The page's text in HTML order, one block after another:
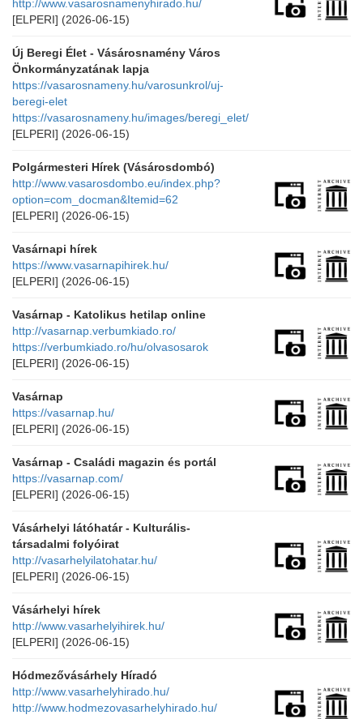
http://www.vasarosnamenyhirado.hu/
[ELPERI] (2026-06-15)
Új Beregi Élet - Vásárosnamény Város
Önkormányzatának lapja
https://vasarosnameny.hu/varosunkrol/uj-
beregi-elet
https://vasarosnameny.hu/images/beregi_elet/
[ELPERI] (2026-06-15)
Polgármesteri Hírek (Vásárosdombó)
http://www.vasarosdombo.eu/index.php?
option=com_docman&Itemid=62
[ELPERI] (2026-06-15)
Vasárnapi hírek
https://www.vasarnapihirek.hu/
[ELPERI] (2026-06-15)
Vasárnap - Katolikus hetilap online
http://vasarnap.verbumkiado.ro/
https://verbumkiado.ro/hu/olvasosarok
[ELPERI] (2026-06-15)
Vasárnap
https://vasarnap.hu/
[ELPERI] (2026-06-15)
Vasárnap - Családi magazin és portál
https://vasarnap.com/
[ELPERI] (2026-06-15)
Vásárhelyi látóhatár - Kulturális-
társadalmi folyóirat
http://vasarhelyilatohatar.hu/
[ELPERI] (2026-06-15)
Vásárhelyi hírek
http://www.vasarhelyihirek.hu/
[ELPERI] (2026-06-15)
Hódmezővásárhely Híradó
http://www.vasarhelyhirado.hu/
http://www.hodmezovasarhelyhirado.hu/